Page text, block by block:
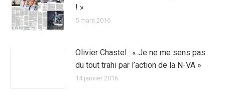
! »
5 mars 2016
Olivier Chastel : « Je ne me sens pas
du tout trahi par l’action de la N-VA »
14 janvier 2016